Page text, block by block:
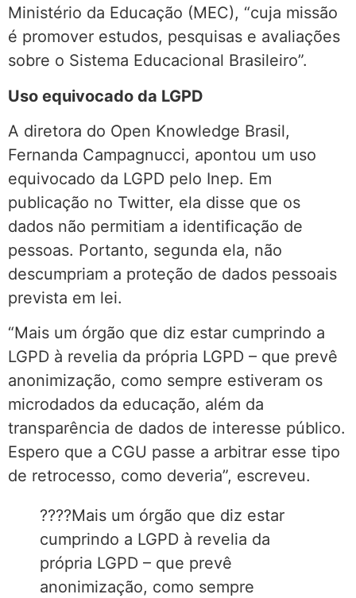
Ministério da Educação (MEC), “cuja missão
é promover estudos, pesquisas e avaliações
sobre o Sistema Educacional Brasileiro”.
Uso equivocado da LGPD
A diretora do Open Knowledge Brasil,
Fernanda Campagnucci, apontou um uso
equivocado da LGPD pelo Inep. Em
publicação no Twitter, ela disse que os
dados não permitiam a identificação de
pessoas. Portanto, segunda ela, não
descumpriam a proteção de dados pessoais
prevista em lei.
“Mais um órgão que diz estar cumprindo a
LGPD à revelia da própria LGPD – que prevê
anonimização, como sempre estiveram os
microdados da educação, além da
transparência de dados de interesse público.
Espero que a CGU passe a arbitrar esse tipo
de retrocesso, como deveria”, escreveu.
????Mais um órgão que diz estar
cumprindo a LGPD à revelia da
própria LGPD – que prevê
anonimização, como sempre